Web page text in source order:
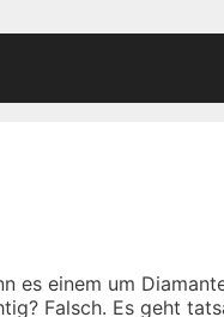
es einem um
Falsch. Es geht